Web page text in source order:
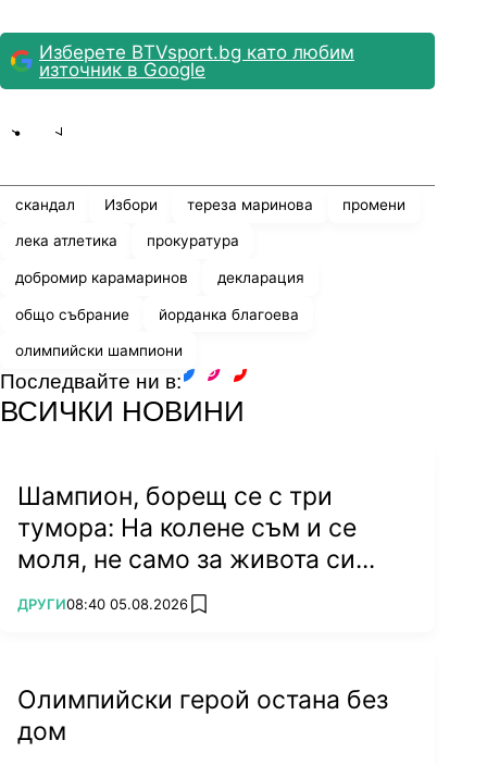
Изберете BTVsport.bg като любим
източник в Google
скандал Избори тереза маринова промени
лека атлетика прокуратура
добромир карамаринов декларация
общо събрание йорданка благоева
олимпийски шампиони
Последвайте ни в:
ВСИЧКИ НОВИНИ
Шампион, борещ се с три
тумора: На колене съм и се
моля, не само за живота си...
ПОВЕЧЕ ОТ
ДРУГИ08:40 05.08.2026 add favorites
Олимпийски герой остана без
дом